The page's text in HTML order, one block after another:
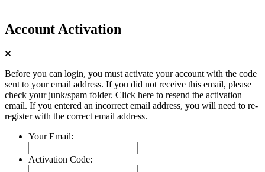
Account Activation
Before you can login, you must activate your account with the code
sent to your email address. If you did not receive this email, please
check your junk/spam folder. Click here to resend the activation
email. If you entered an incorrect email address, you will need to re-
register with the correct email address.
Your Email:
Activation Code: